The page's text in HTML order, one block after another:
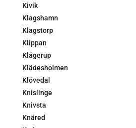
Kivik
Klagshamn
Klagstorp
Klippan
Klågerup
Klädesholmen
Klövedal
Knislinge
Knivsta
Knäred